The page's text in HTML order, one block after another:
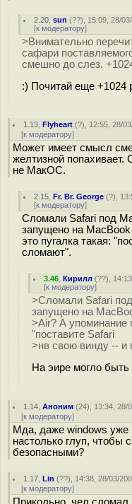
2.20 ,sun (??), 15:09, 28/
[к модератору]
>Внимательно
сафари
смешно до слез.
:) Почитай еще +1024
1.13 ,Flyheart (?), 12:55, 28/
[к модератору]
Может имеет смысл
желтизной
не МакОС.
2.15 ,Fr. Br. George (?),
[к модератору]
Сломали Safari под
запущено на
это пугалка такая:
сломают".
3.46 ,Кирилл (??),
[к модератору]
>Сломали Safari
запущено на
>Air? А упоминание
"поставите Safari
>нв свою винду -- и
На эире могло быть
1.14 ,Аноним (24), 13:34, 28/
[к модератору]
Мда, даже windows уже
настолько глуп, чтобы
безопасными?
1.17 ,Lin (??), 14:38, 28/03/
[к модератору]